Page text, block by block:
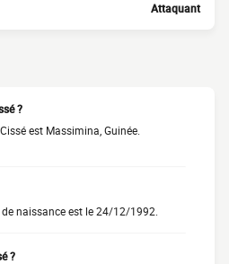
Attaquant
?
est Massimina, Guinée.
naissance est le 24/12/1992.
?